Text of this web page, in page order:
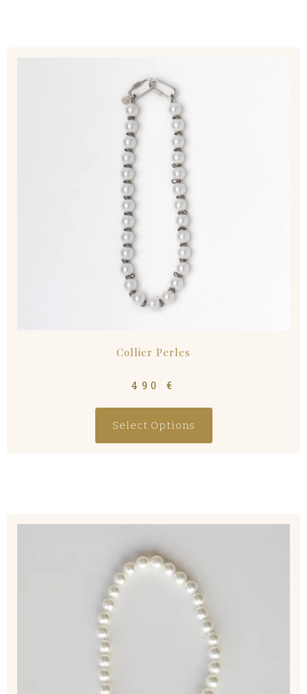
Collier Perles
490€
Select Options